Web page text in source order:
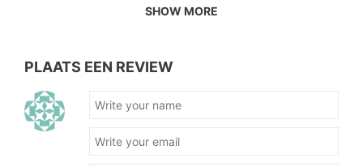
SHOW MORE
PLAATS EEN REVIEW